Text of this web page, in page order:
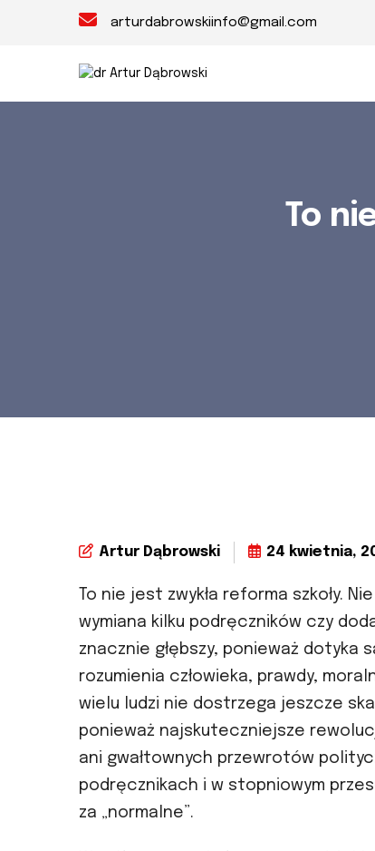
arturdabrowskiinfo@gmail.com
To
Artur Dąbrowski 24 kwietnia,
To nie jest zwykła reforma szkoły.
wymiana kilku podręczników czy
znacznie głębszy, ponieważ dotyka
rozumienia człowieka, prawdy,
wielu ludzi nie dostrzega jeszcze
ponieważ najskuteczniejsze
ani gwałtownych przewrotów
podręcznikach i w stopniowym
za „normalne”.